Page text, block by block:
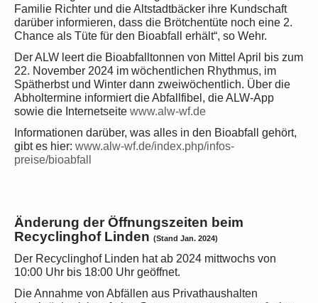
Familie Richter und die Altstadtbäcker ihre Kundschaft
darüber informieren, dass die Brötchentüte noch eine 2.
Chance als Tüte für den Bioabfall erhält“, so Wehr.
Der ALW leert die Bioabfalltonnen von Mittel April bis zum
22. November 2024 im wöchentlichen Rhythmus, im
Spätherbst und Winter dann zweiwöchentlich. Über die
Abholtermine informiert die Abfallfibel, die ALW-App
sowie die Internetseite www.alw-wf.de
Informationen darüber, was alles in den Bioabfall gehört,
gibt es hier: www.alw-wf.de/index.php/infos-
preise/bioabfall
Änderung der Öffnungszeiten beim
Recyclinghof Linden (Stand Jan. 2024)
Der Recyclinghof Linden hat ab 2024 mittwochs von
10:00 Uhr bis 18:00 Uhr geöffnet.
Die Annahme von Abfällen aus Privathaushalten